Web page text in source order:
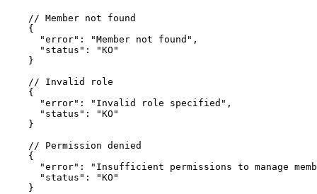
// Member not found
{
"error" : "Member not found" ,
"status" :
"KO"
}
// Invalid role
{
"error" : "Invalid role specified" ,
"status" :
"KO"
}
// Permission denied
{
"error" :
"Insufficient permissions to manage
"status" :
"KO"
}